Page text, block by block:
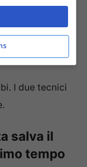
palla alta con
I due tecnici
salva il
tempo